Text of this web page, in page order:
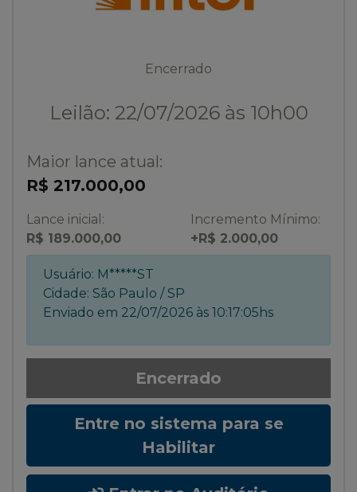
Encerrado
Leilão: 22/07/2026 às 10h00
Maior lance atual:
R$ 217.000,00
Lance inicial:
R$ 189.000,00
Incremento Mínimo:
+R$ 2.000,00
Usuário: M*****ST
Cidade: São Paulo / SP
Enviado em 22/07/2026 às 10:17:05hs
Encerrado
Entre no sistema para se
Habilitar